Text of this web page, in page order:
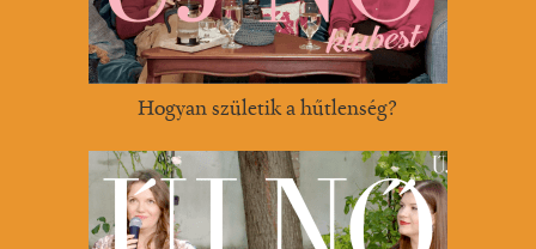
Hogyan születik a hűtlenség?